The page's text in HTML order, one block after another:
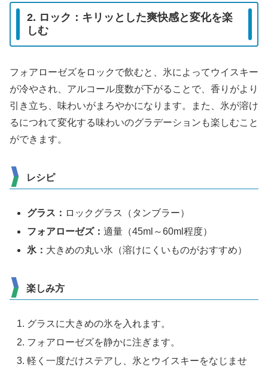
2. ロック：キリッとした爽快感と変化を楽
しむ
フォアローゼズをロックで飲むと、氷によってウイスキー
が冷やされ、アルコール度数が下がることで、香りがより
引き立ち、味わいがまろやかになります。また、氷が溶け
るにつれて変化する味わいのグラデーションも楽しむこと
ができます。
レシピ
グラス： ロックグラス（タンブラー）
フォアローゼズ：適量（45ml～60ml程度）
氷： 大きめの丸い氷（溶けにくいものがおすすめ）
楽しみ方
グラスに大きめの氷を入れます。
フォアローゼズを静かに注ぎます。
軽く一度だけステアし、氷とウイスキーをなじませ